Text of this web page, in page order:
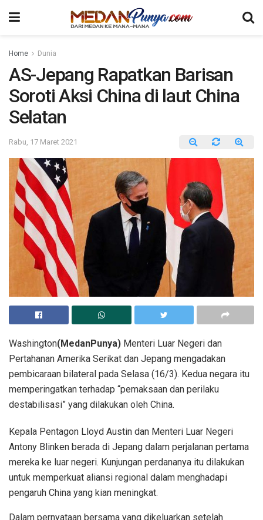
Home Dunia
AS-Jepang Rapatkan Barisan
Soroti Aksi China di laut China
Selatan
Rabu, 17 Maret 2021
Washington(MedanPunya) Menteri Luar Negeri dan
Pertahanan Amerika Serikat dan Jepang mengadakan
pembicaraan bilateral pada Selasa (16/3). Kedua negara itu
memperingatkan terhadap “pemaksaan dan perilaku
destabilisasi” yang dilakukan oleh China.
Kepala Pentagon Lloyd Austin dan Menteri Luar Negeri
Antony Blinken berada di Jepang dalam perjalanan pertama
mereka ke luar negeri. Kunjungan perdananya itu dilakukan
untuk memperkuat aliansi regional dalam menghadapi
pengaruh China yang kian meningkat.
Dalam pernyataan bersama yang dikeluarkan setelah